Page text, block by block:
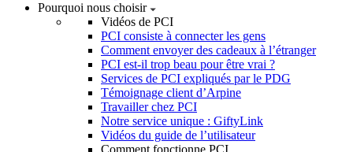
Pourquoi nous choisir
Vidéos de PCI
PCI consiste à connecter les gens
Comment envoyer des cadeaux à l’étranger
PCI est-il trop beau pour être vrai ?
Services de PCI expliqués par le PDG
Témoignage client d’Arpine
Travailler chez PCI
Notre service unique : GiftyLink
Vidéos du guide de l’utilisateur
Comment fonctionne PCI